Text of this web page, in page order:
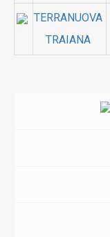
TERRANUOVA
TRAIANA